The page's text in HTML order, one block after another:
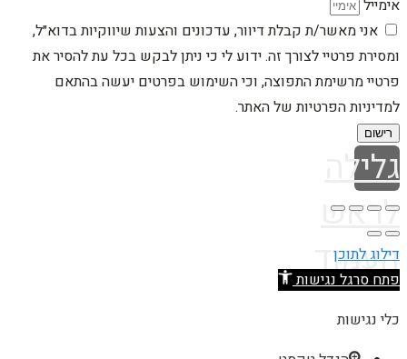
אימייל
אני מאשר/ת קבלת דיוור, עדכונים והצעות שיווקיות בדוא״ל,
ומסירת פרטיי לצורך זה. ידוע לי כי ניתן לבקש בכל עת להסיר את
פרטיי מרשימת התפוצה, וכי השימוש בפרטים יעשה בהתאם
למדיניות הפרטיות של האתר.
רישום
גלילה
לראש
העמוד
דילוג לתוכן
פתח סרגל נגישות
כלי נגישות